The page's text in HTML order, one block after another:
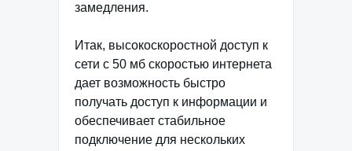
замедления.
Итак, высокоскоростной доступ к
сети с 50 мб скоростью интернета
дает возможность быстро
получать доступ к информации и
обеспечивает стабильное
подключение для нескольких